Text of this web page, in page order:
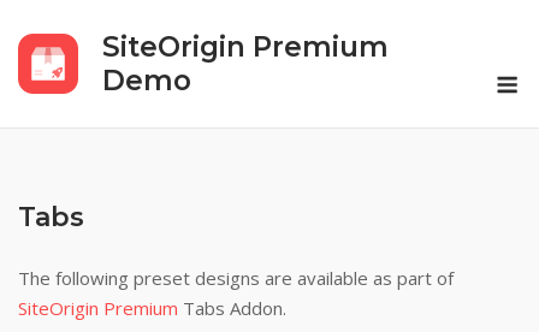
content
SiteOrigin Premium
Demo
Tabs
The following preset designs are available as part of
SiteOrigin Premium Tabs Addon.